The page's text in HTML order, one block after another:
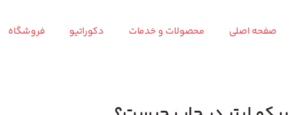
صفحه اصلی محصولات و خدمات دکوراتیو فروشگاه